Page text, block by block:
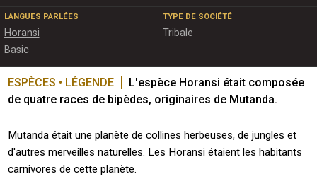
LANGUES PARLÉES
Horansi
Basic
TYPE DE SOCIÉTÉ
Tribale
ESPÈCES • LÉGENDE
L'espèce Horansi était composée
de quatre races de bipèdes, originaires de Mutanda.
Mutanda était une planète de collines herbeuses, de jungles et
d'autres merveilles naturelles. Les Horansi étaient les habitants
carnivores de cette planète.